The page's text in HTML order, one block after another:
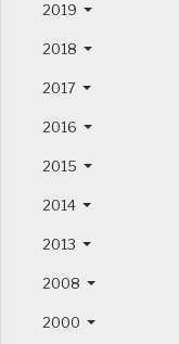
2019
2018
2017
2016
2015
2014
2013
2008
2000